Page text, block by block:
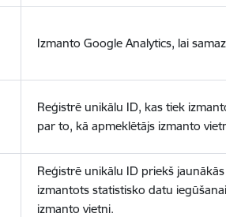
Izmanto Google Analytics, lai
Reģistrē unikālu ID, kas tiek
par to, kā apmeklētājs izmanto
Reģistrē unikālu ID priekš
izmantots statistisko datu
izmanto vietni.